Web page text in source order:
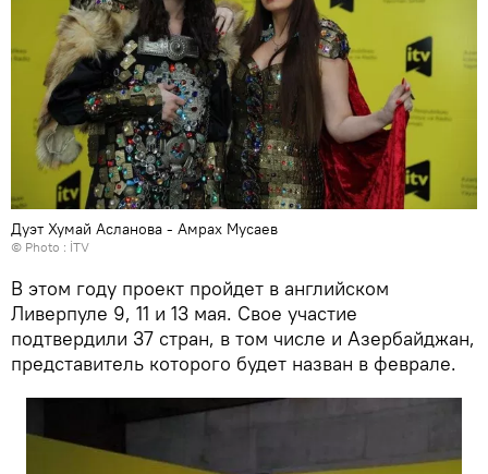
Дуэт Хумай Асланова - Амрах Мусаев
© Photo : İTV
В этом году проект пройдет в английском
Ливерпуле 9, 11 и 13 мая. Свое участие
подтвердили 37 стран, в том числе и Азербайджан,
представитель которого будет назван в феврале.